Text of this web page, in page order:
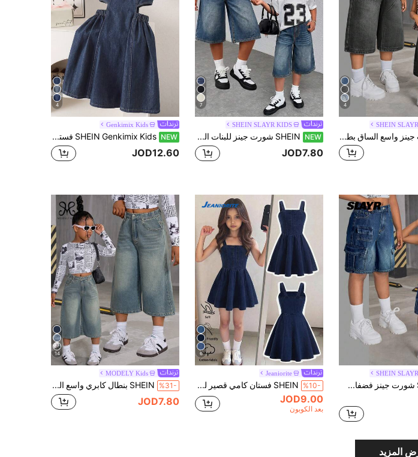
4
SHEIN
SHEIN شورت جينز واسع الساق بطول الركبة، مغسول بطريقة مبهتة، أسلوب كاجوال عصري للفتيات المراهقات، ملائم للعودة إلى المدرسة في فصل الخريف
7
SHEIN SLAYR KIDS
NEW SHEIN شورت جينز للبنات المراهقات مع جيوب وأزرار، ملابس يومية كاجوال متعددة الاستخدامات
JOD7.80
4
Genkimix Kids
NEW SHEIN Genkimix Kids فستان أميرة للبنات بتصميم عصري صيفي جديد من الدنيم الناعم المغسول بحمالات رفيعة
JOD12.60
SHEIN
SHEIN شورت جينز فضفاض بجيوب على الخصر عالي الخصر بتأثير الغسيل الحجري، موضة Y2K للفتيات المراهقات، عودة إلى المدرسة في الخريف
6
Jeaniorite
%10- SHEIN فستان كامي قصير للفتيات المراهقات بتصميم لطيف وحلو مع رقعات وحافة A-خط، وصول جديد صيفي رقيق، أزرق جينز داكن مغسول، موضة شارع كاجوال حلوة وتصميم عطلة متعدد الاستخدامات أساسي بسيط مع رقعات وحافة كبيرة جداً غير مطاطي وخصر مطاطي خلفي ملائم، تأثير جينز قطني ناعم ومريح للارتداء اليومي والخروجات والحفلات والمدرسة والمنزل والتنقل، وصول جديد ربيع/صيف 26
JOD9.00
بعد الكوبون
14
MODELY Kids
%31- SHEIN بنطال كابري واسع الساق من جينز مغسول بطراز قديم ، بتصميم مرتاح للفتيات البالغات ، مناسب للربيع والصيف
JOD7.80
المزيد